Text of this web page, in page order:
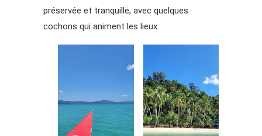
préservée et tranquille, avec quelques
cochons qui animent les lieux.